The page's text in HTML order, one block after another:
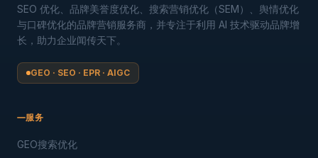
SEO 优化、品牌美誉度优化、搜索营销优化（SEM）、舆情优化
与口碑优化的品牌营销服务商，并专注于利用 AI 技术驱动品牌增
长，助力企业闻传天下。
GEO · SEO · EPR · AIGC
服务
GEO搜索优化